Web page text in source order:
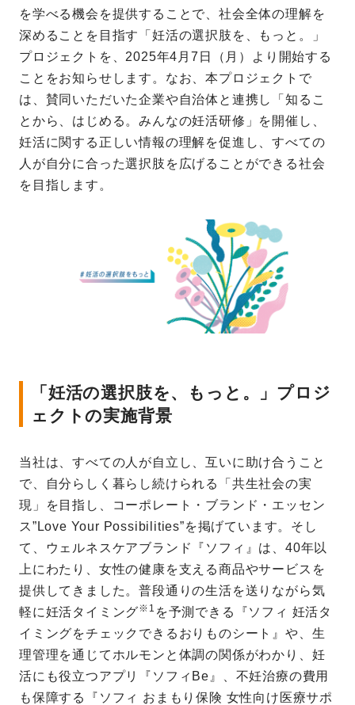
を学べる機会を提供することで、社会全体の理解を
深めることを目指す「妊活の選択肢を、もっと。」
プロジェクトを、2025年4月7日（月）より開始する
ことをお知らせします。なお、本プロジェクトで
は、賛同いただいた企業や自治体と連携し「知るこ
とから、はじめる。みんなの妊活研修」を開催し、
妊活に関する正しい情報の理解を促進し、すべての
人が自分に合った選択肢を広げることができる社会
を目指します。
「妊活の選択肢を、もっと。」プロジ
ェクトの実施背景
当社は、すべての人が自立し、互いに助け合うこと
で、自分らしく暮らし続けられる「共生社会の実
現」を目指し、コーポレート・ブランド・エッセン
ス”Love Your Possibilities”を掲げています。そし
て、ウェルネスケアブランド『ソフィ』は、40年以
上にわたり、女性の健康を支える商品やサービスを
提供してきました。普段通りの生活を送りながら気
軽に妊活タイミング※1 を予測できる『ソフィ 妊活タ
イミングをチェックできるおりものシート』や、生
理管理を通じてホルモンと体調の関係がわかり、妊
活にも役立つアプリ『ソフィBe』、不妊治療の費用
も保障する『ソフィ おまもり保険 女性向け医療サポ